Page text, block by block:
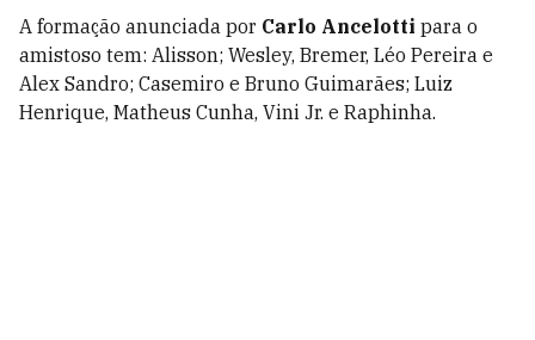
A formação anunciada por Carlo Ancelotti para o
amistoso tem: Alisson; Wesley, Bremer, Léo Pereira e
Alex Sandro; Casemiro e Bruno Guimarães; Luiz
Henrique, Matheus Cunha, Vini Jr. e Raphinha.